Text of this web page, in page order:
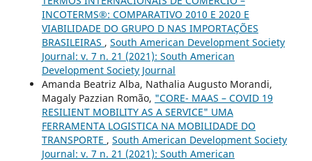
INCOTERMS®: COMPARATIVO 2010 E 2020 E
VIABILIDADE DO GRUPO D NAS IMPORTAÇÕES
BRASILEIRAS , South American Development Society
Journal: v. 7 n. 21 (2021): South American
Development Society Journal
Amanda Beatriz Alba, Nathalia Augusto Morandi,
Magaly Pazzian Romão, "CORE- MAAS – COVID 19
RESILIENT MOBILITY AS A SERVICE" UMA
FERRAMENTA LOGISTICA NA MOBILIDADE DO
TRANSPORTE , South American Development Society
Journal: v. 7 n. 21 (2021): South American